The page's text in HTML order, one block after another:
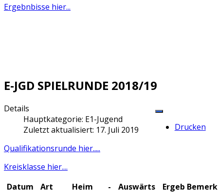
Ergebnbisse hier...
E-JGD SPIELRUNDE 2018/19
Drucken
Details
Hauptkategorie: E1-Jugend
Zuletzt aktualisiert: 17. Juli 2019
Qualifikationsrunde hier.....
Kreisklasse hier....
Datum
Art Heim - Auswärts Ergeb